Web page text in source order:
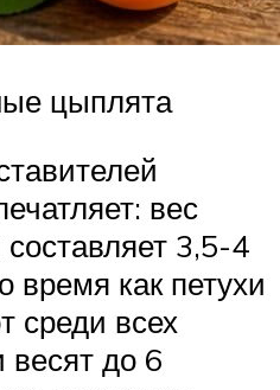
цыплята
вес
3,5-4
время как петухи
среди всех
до 6